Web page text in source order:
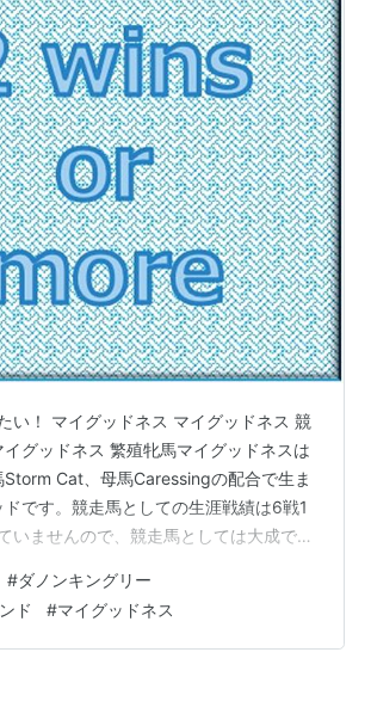
18戦6勝（2014年12月現在）
2014年カペラステークス（GIII）
Bull Great Above Minnesota Mac
Ta Wee
Sharon Brown Al Hattab
Agathea's
Dawn
Force
Blushing
Groom
Red God
Runaway Bride
Prime
Prospect
Mr. Prospector
Square
Cat Storm Bird
い！ マイグッドネス マイグッドネス 競
グッドネス 繁殖牝馬マイグッドネスは
Cat、母馬Caressingの配合で生ま
です。競走馬としての生涯戦績は6戦1
いませんので、競走馬としては大成でき
スの父馬Storm Catはアメリカ産で、父
馬Terlinguaの配合で生まれたサラブレ
戦績は8戦4勝。主な勝ち鞍は1985年 ヤ
りをして…
#ダノンキングリー
ド #マイグッドネス